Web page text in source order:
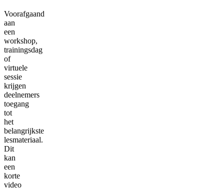
Voorafgaand
aan
een
workshop,
trainingsdag
of
virtuele
sessie
krijgen
deelnemers
toegang
tot
het
belangrijkste
lesmateriaal.
Dit
kan
een
korte
video